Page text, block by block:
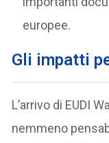
europee.
Gli impatti
L’arrivo di EUDI
nemmeno